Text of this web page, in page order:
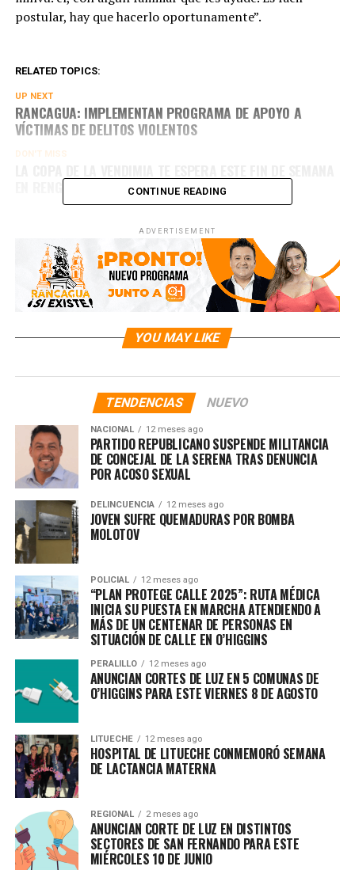
postular, hay que hacerlo oportunamente”.
RELATED TOPICS:
UP NEXT
RANCAGUA: IMPLEMENTAN PROGRAMA DE APOYO A
VÍCTIMAS DE DELITOS VIOLENTOS
DON'T MISS
EN RENGO: CONOCE PROGRAMACIÓN DEL EVENTO
CONTINUE READING
ADVERTISEMENT
YOU MAY LIKE
TENDENCIAS NUEVO
NACIONAL 12 meses ago
PARTIDO REPUBLICANO SUSPENDE MILITANCIA
DE CONCEJAL DE LA SERENA TRAS DENUNCIA
POR ACOSO SEXUAL
DELINCUENCIA 12 meses ago
JOVEN SUFRE QUEMADURAS POR BOMBA
MOLOTOV
POLICIAL 12 meses ago
“PLAN PROTEGE CALLE 2025”: RUTA MÉDICA
INICIA SU PUESTA EN MARCHA ATENDIENDO A
MÁS DE UN CENTENAR DE PERSONAS EN
SITUACIÓN DE CALLE EN O’HIGGINS
PERALILLO 12 meses ago
ANUNCIAN CORTES DE LUZ EN 5 COMUNAS DE
O’HIGGINS PARA ESTE VIERNES 8 DE AGOSTO
LITUECHE 12 meses ago
HOSPITAL DE LITUECHE CONMEMORÓ SEMANA
DE LACTANCIA MATERNA
REGIONAL 2 meses ago
ANUNCIAN CORTE DE LUZ EN DISTINTOS
SECTORES DE SAN FERNANDO PARA ESTE
MIÉRCOLES 10 DE JUNIO